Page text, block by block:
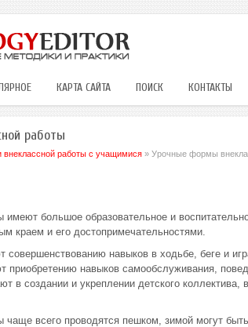
КАРТА САЙТА ПОИСК КОНТАКТЫ
работы
внеклассной работы с учащимися» Урочные формы
имеют большое образовательное и
краем и его достопримечательностями.
совершенствованию навыков в ходьбе, беге и
приобретению навыков самообслуживания,
в создании и укреплении детского коллектива,
чаще всего проводятся пешком, зимой могут